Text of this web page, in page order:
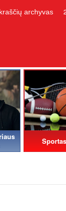
archyvas
Sportas